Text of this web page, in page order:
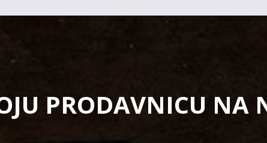
PRODAVNICU NA